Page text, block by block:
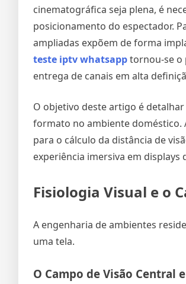
cinematográfica seja plena, é
posicionamento do espectador.
ampliadas expõem de forma
teste iptv whatsapptornou-se o
entrega de canais em alta
O objetivo deste artigo é
formato no ambiente doméstico.
para o cálculo da distância de
experiência imersiva em displays
Fisiologia Visual e o
A engenharia de ambientes
uma tela.
O Campo de Visão Central